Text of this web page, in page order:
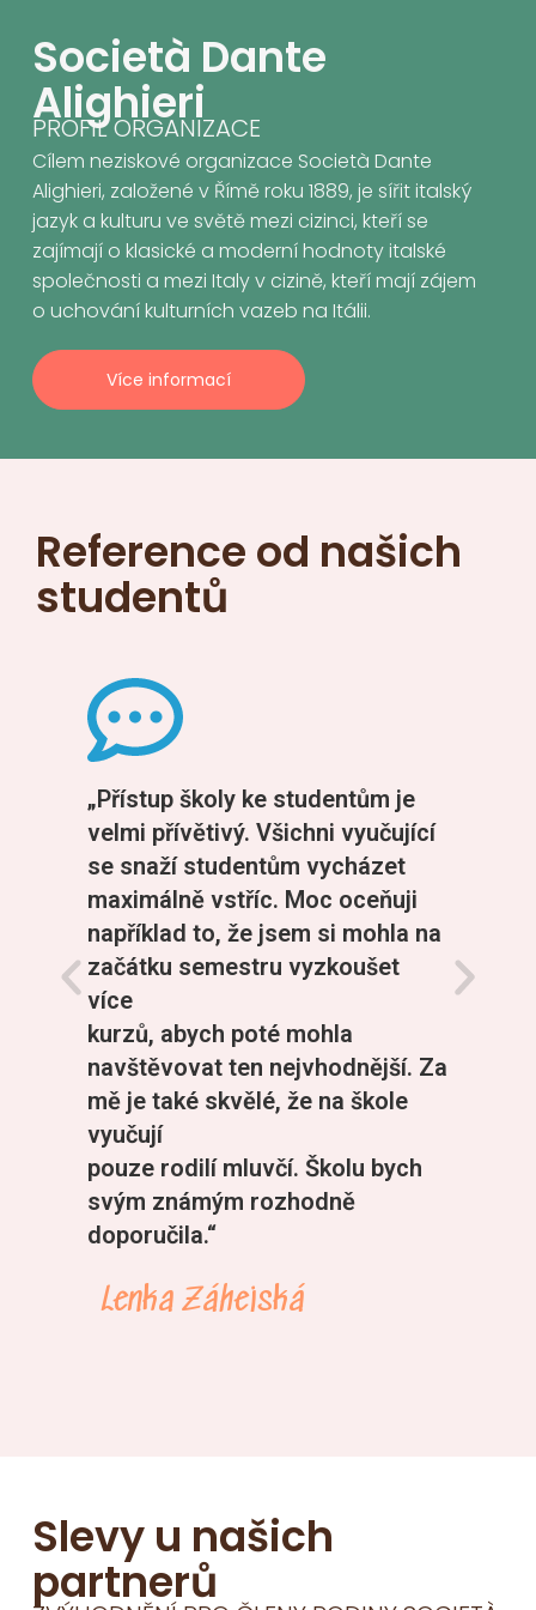
Società Dante
Alighieri
PROFIL ORGANIZACE
Cílem neziskové organizace Società Dante
Alighieri, založené v Římě roku 1889, je sířit italský
jazyk a kulturu ve světě mezi cizinci, kteří se
zajímají o klasické a moderní hodnoty italské
společnosti a mezi Italy v cizině, kteří mají zájem
o uchování kulturních vazeb na Itálii.
Více informací
Reference od našich
studentů
„Přístup školy ke studentům je
velmi přívětivý. Všichni vyučující
se snaží studentům vycházet
maximálně vstříc. Moc oceňuji
například to, že jsem si mohla na
začátku semestru vyzkoušet
více
kurzů, abych poté mohla
navštěvovat ten nejvhodnější. Za
mě je také skvělé, že na škole
vyučují
pouze rodilí mluvčí. Školu bych
svým známým rozhodně
doporučila.“
Lenka Záhejská
Slevy u našich
partnerů